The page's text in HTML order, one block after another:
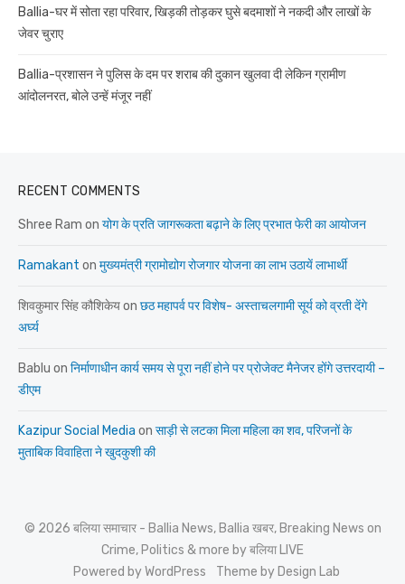
Ballia-घर में सोता रहा परिवार, खिड़की तोड़कर घुसे बदमाशों ने नकदी और लाखों के
जेवर चुराए
Ballia-प्रशासन ने पुलिस के दम पर शराब की दुकान खुलवा दी लेकिन ग्रामीण
आंदोलनरत, बोले उन्हें मंजूर नहीं
RECENT COMMENTS
Shree Ram on योग के प्रति जागरूकता बढ़ाने के लिए प्रभात फेरी का आयोजन
Ramakant on मुख्यमंत्री ग्रामोद्योग रोजगार योजना का लाभ उठायें लाभार्थी
शिवकुमार सिंह कौशिकेयon छठ महापर्व पर विशेष- अस्ताचलगामी सूर्य को व्रती देंगे
अर्घ्य
Bablu on निर्माणाधीन कार्य समय से पूरा नहीं होने पर प्रोजेक्ट मैनेजर होंगे उत्तरदायी –
डीएम
Kazipur Social Media on साड़ी से लटका मिला महिला का शव, परिजनों के
मुताबिक विवाहिता ने खुदकुशी की
© 2026 बलिया समाचार - Ballia News, Ballia खबर, Breaking News on
Crime, Politics & more by बलिया LIVE
Powered by WordPress
Theme by Design Lab